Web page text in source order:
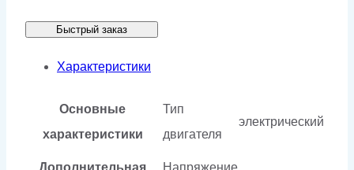
220/380-
50IM1081-
Быстрый заказ
Характеристики
Основные
характеристики
Тип
двигателя
электрический
Дополнительная Напряжение